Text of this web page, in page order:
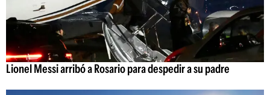
Lionel Messi arribó a Rosario para despedir a su padre